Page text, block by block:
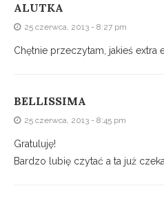
ALUTKA
25 czerwca, 2013 - 8:27 pm
Chętnie przeczytam, jakieś extra
BELLISSIMA
25 czerwca, 2013 - 8:45 pm
Gratuluję!
Bardzo lubię czytać a ta już